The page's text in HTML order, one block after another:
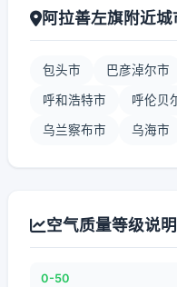
阿拉善左旗附近城
包头市 巴彦淖尔市
呼和浩特市 呼伦贝
乌兰察布市 乌海市
空气质量等级说明
0-50